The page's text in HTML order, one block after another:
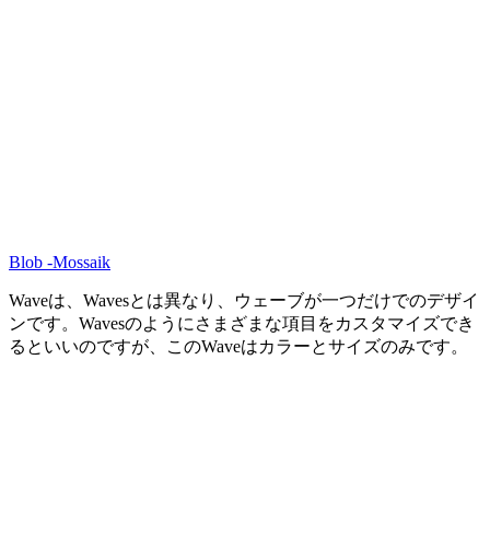
Blob -Mossaik
Waveは、Wavesとは異なり、ウェーブが一つだけでのデザイ
ンです。Wavesのようにさまざまな項目をカスタマイズでき
るといいのですが、このWaveはカラーとサイズのみです。